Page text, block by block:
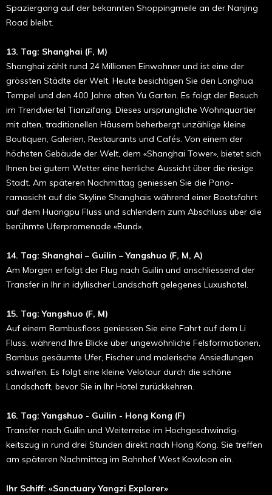
Spaziergang auf der bekannten Shoppingmeile an der Nanjing
Road bleibt.
13. Tag: Shanghai (F, M)
Shanghai zählt rund 24 Millionen Einwohner und ist eine der
grössten Städte der Welt. Heute besichtigen Sie den Longhua
Tempel und den 400 Jahre alten Yu Garten. Es folgt der Besuch
im Trendviertel Tianzifang. Dieses ursprüngliche Wohn­­quar­tier
mit alten, traditionellen Häusern beherbergt unzählige kleine
Boutiquen, Galerien, Restaurants und Cafés. Von einem der
höchsten Gebäude der Welt, dem «Shang­hai Tower», bietet sich
Ihnen bei gutem Wetter eine herrliche Aus­sicht über die riesige
Stadt. Am späteren Nach­mittag genies­sen Sie die Pano­­
ramasicht auf die Skyline Shang­hais während einer Boots­­fahrt
auf dem Huangpu Fluss und schlendern zum Ab­schluss über die
berühmte Uferpromenade «Bund».
14. Tag: Shanghai – Guilin – Yangshuo (F, M, A)
Am Morgen erfolgt der Flug nach Guilin und anschliessend der
Transfer in Ihr in idyllischer Landschaft gelegenes Luxushotel.
15. Tag: Yangshuo (F, M)
Auf einem Bambusfloss geniessen Sie eine Fahrt auf dem Li
Fluss, während Ihre Blicke über ungewöhnliche Felsforma­tionen,
Bambus gesäumte Ufer, Fischer und malerische Ansiedlungen
schweifen. Es folgt eine kleine Velotour durch die schöne
Landschaft, bevor Sie in Ihr Hotel zurückkehren.
16. Tag: Yangshuo - Guilin - Hong Kong (F)
Transfer nach Guilin und Weiterreise im Hochgeschwindig­
keitszug in rund drei Stunden direkt nach Hong Kong. Sie treffen
am späteren Nachmittag im Bahnhof West Kowloon ein.
Ihr Schiff: «Sanctuary Yangzi Explorer»